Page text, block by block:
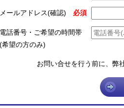
メールアドレス(確認)
電話番号・ご希望の時間帯
(希望の方のみ)
お問い合せを行う前に、弊